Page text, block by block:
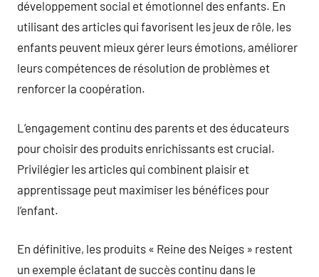
développement social et émotionnel des enfants. En
utilisant des articles qui favorisent les jeux de rôle, les
enfants peuvent mieux gérer leurs émotions, améliorer
leurs compétences de résolution de problèmes et
renforcer la coopération.
L’engagement continu des parents et des éducateurs
pour choisir des produits enrichissants est crucial.
Privilégier les articles qui combinent plaisir et
apprentissage peut maximiser les bénéfices pour
l’enfant.
En définitive, les produits « Reine des Neiges » restent
un exemple éclatant de succès continu dans le